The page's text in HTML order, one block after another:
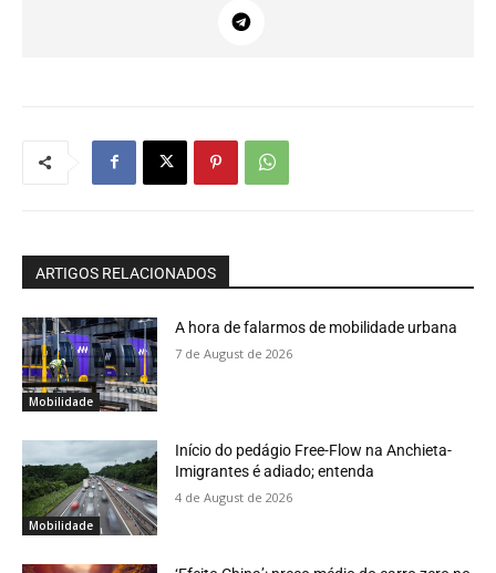
ARTIGOS RELACIONADOS
Mobilidade
A hora de falarmos de mobilidade urbana
7 de August de 2026
Mobilidade
Início do pedágio Free-Flow na Anchieta-
Imigrantes é adiado; entenda
4 de August de 2026